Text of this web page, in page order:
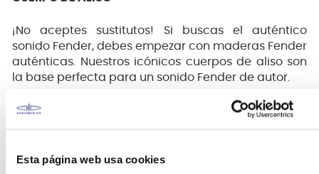
Esta página web usa cookies
¡No aceptes sustitutos! Si buscas el auténtico
sonido Fender, debes empezar con maderas Fender
auténticas. Nuestros icónicos cuerpos de aliso son
la base perfecta para un sonido Fender de autor.
PERFIL DE MÁSTIL MODERNO EN "C"
sumamente cómoda, con un acabado trasero